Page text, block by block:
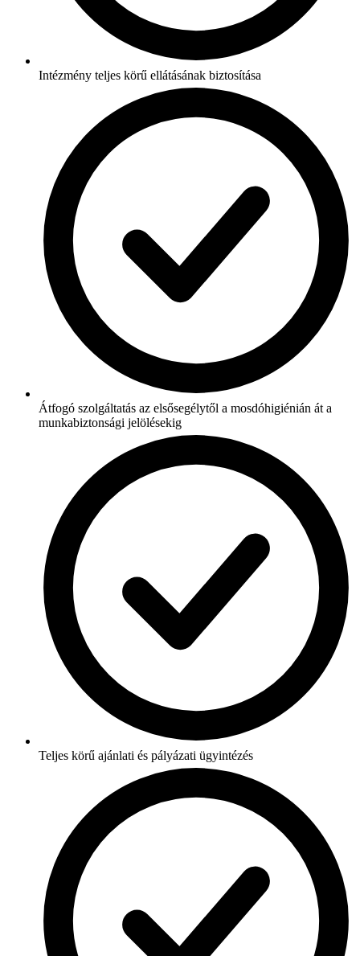
Intézmény teljes körű ellátásának biztosítása
Átfogó szolgáltatás az elsősegélytől a mosdóhigiénián át a
munkabiztonsági jelölésekig
Teljes körű ajánlati és pályázati ügyintézés